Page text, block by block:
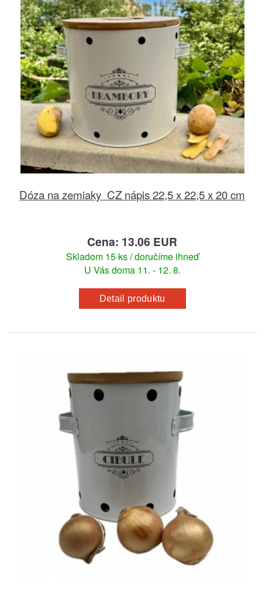
Dóza na zemiaky CZ nápis 22,5 x 22,5 x 20 cm
Cena: 13.06 EUR
Skladom 15 ks / doručíme ihneď
U Vás doma 11. - 12. 8.
Detail produktu